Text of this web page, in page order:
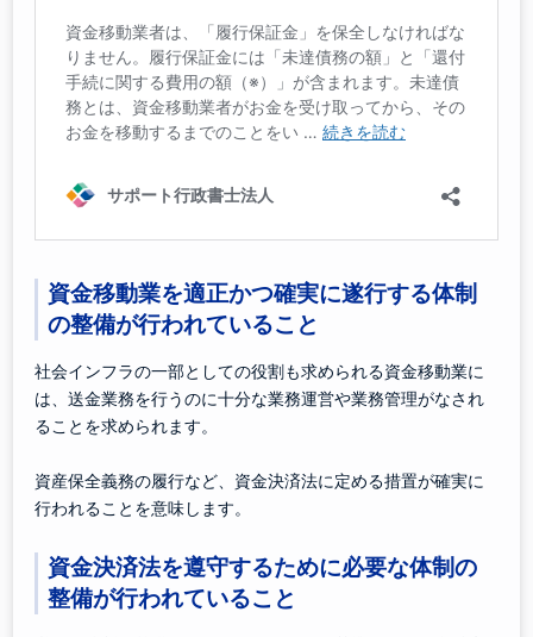
資金移動業を適正かつ確実に遂行する体制
の整備が行われていること
社会インフラの一部としての役割も求められる資金移動業に
は、送金業務を行うのに十分な業務運営や業務管理がなされ
ることを求められます。
資産保全義務の履行など、資金決済法に定める措置が確実に
行われることを意味します。
資金決済法を遵守するために必要な体制の
整備が行われていること